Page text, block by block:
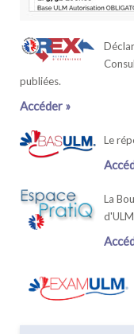
publiées.
Accéder »
Le
La